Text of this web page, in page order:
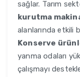
sağlar. Tarım
kurutma
alanlarında etkili
Konserve
yanma odaları
çalışmayı